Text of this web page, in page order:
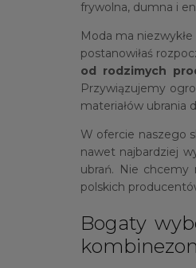
frywolna, dumna i
Moda ma
postanowiłaś
od rodzimych
Przywiązujemy
materiałów ubrania
W ofercie naszego
nawet najbardziej
ubrań. Nie chcemy
polskich
Bogaty